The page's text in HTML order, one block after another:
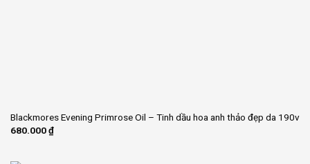
Blackmores Evening Primrose Oil – Tinh dầu hoa anh thảo đẹp da 190v
680.000₫